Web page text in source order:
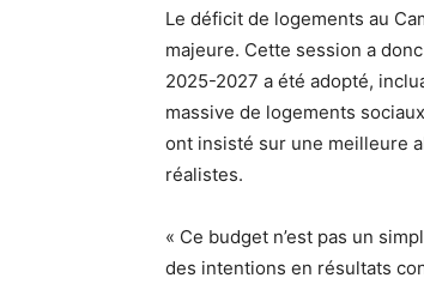
Le déficit de logements au
majeure. Cette session a
2025-2027 a été adopté,
massive de logements
ont insisté sur une meilleure
réalistes.
« Ce budget n’est pas un
des intentions en résultats